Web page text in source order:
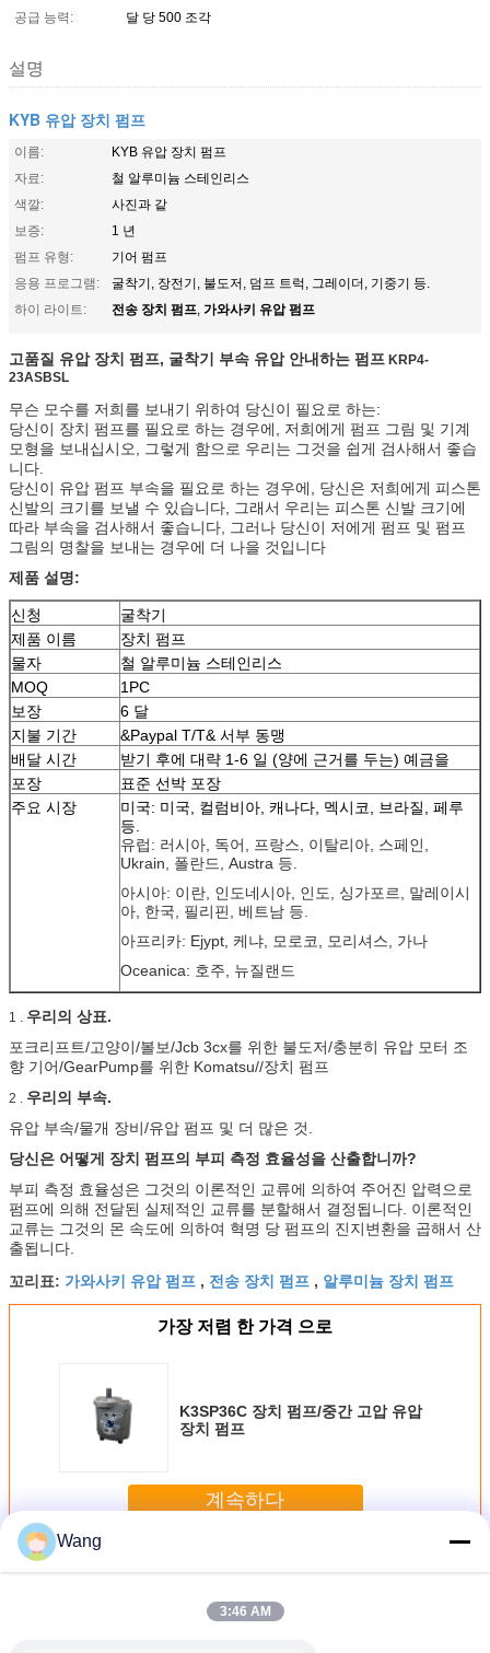
공급 능력:
달 당 500 조각
설명
KYB 유압 장치 펌프
이름:
KYB 유압 장치 펌프
자료:
철 알루미늄 스테인리스
색깔:
사진과 같
보증:
1 년
펌프 유형:
기어 펌프
응용 프로그램:
굴착기, 장전기, 불도저, 덤프 트럭, 그레이더, 기중기 등.
하이 라이트:
전송 장치 펌프, 가와사키 유압 펌프
고품질 유압 장치 펌프, 굴착기 부속 유압 안내하는 펌프 KRP4-
23ASBSL
무슨 모수를 저희를 보내기 위하여 당신이 필요로 하는:
당신이 장치 펌프를 필요로 하는 경우에, 저희에게 펌프 그림 및 기계
모형을 보내십시오, 그렇게 함으로 우리는 그것을 쉽게 검사해서 좋습
니다.
당신이 유압 펌프 부속을 필요로 하는 경우에, 당신은 저희에게 피스톤
신발의 크기를 보낼 수 있습니다, 그래서 우리는 피스톤 신발 크기에
따라 부속을 검사해서 좋습니다, 그러나 당신이 저에게 펌프 및 펌프
그림의 명찰을 보내는 경우에 더 나을 것입니다
제품 설명:
신청
굴착기
제품 이름
장치 펌프
물자
철 알루미늄 스테인리스
MOQ
1PC
보장
6 달
지불 기간
&Paypal T/T& 서부 동맹
배달 시간
받기 후에 대략 1-6 일 (양에 근거를 두는) 예금을
포장
표준 선박 포장
주요 시장
미국: 미국, 컬럼비아, 캐나다, 멕시코, 브라질, 페루
등.
유럽: 러시아, 독어, 프랑스, 이탈리아, 스페인,
Ukrain, 폴란드, Austra 등.
아시아: 이란, 인도네시아, 인도, 싱가포르, 말레이시
아, 한국, 필리핀, 베트남 등.
아프리카: Ejypt, 케냐, 모로코, 모리셔스, 가나
Oceanica: 호주, 뉴질랜드
1 . 우리의 상표.
포크리프트/고양이/볼보/Jcb 3cx를 위한 불도저/충분히 유압 모터 조
향 기어/GearPump를 위한 Komatsu//장치 펌프
2 . 우리의 부속.
유압 부속/물개 장비/유압 펌프 및 더 많은 것.
당신은 어떻게 장치 펌프의 부피 측정 효율성을 산출합니까?
부피 측정 효율성은 그것의 이론적인 교류에 의하여 주어진 압력으로
펌프에 의해 전달된 실제적인 교류를 분할해서 결정됩니다. 이론적인
교류는 그것의 몬 속도에 의하여 혁명 당 펌프의 진지변환을 곱해서 산
출됩니다.
꼬리표: 가와사키 유압 펌프 , 전송 장치 펌프 , 알루미늄 장치 펌프
가장 저렴 한 가격 으로
K3SP36C 장치 펌프/중간 고압 유압
장치 펌프
계속하다
더 많은 것
Wang
3:46 AM